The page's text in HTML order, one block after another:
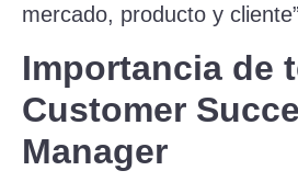
mercado, producto y
Importancia de
Customer
Manager